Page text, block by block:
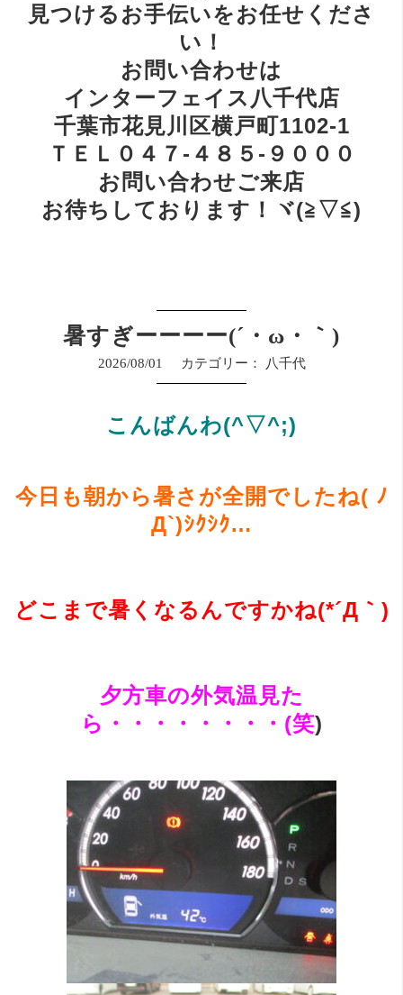
見つけるお手伝いをお任せくださ
い！
お問い合わせは
インターフェイス八千代店
千葉市花見川区横戸町1102-1
ＴＥＬ０４７-４８５-９０００
お問い合わせご来店
お待ちしております！ヾ(≧▽≦)
暑すぎーーーー(´・ω・｀)
2026/08/01 カテゴリー： 八千代
こんばんわ(^▽^;)
今日も朝から暑さが全開でしたね( ﾉ
Д`)ｼｸｼｸ…
どこまで暑くなるんですかね(*´Д｀)
夕方車の外気温見た
ら・・・・・・・・(笑)